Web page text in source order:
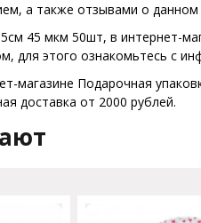
а также отзывами о
45 мкм 50шт, в интернет-
для этого ознакомьтесь с
магазине Подарочная
доставка от 2000 рублей.